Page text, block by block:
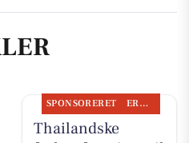
SPONSORERET ERHVERV
Thailandske